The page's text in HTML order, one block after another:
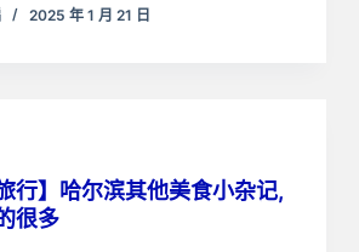
2025 年 1 月 21 日
行】哈尔滨其他美食小杂记,
很多